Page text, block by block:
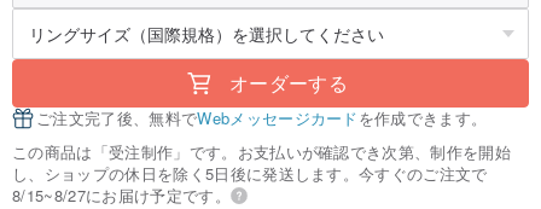
オーダーする
ご注文完了後、無料でWebメッセージカードを作成できます。
この商品は「受注制作」です。お支払いが確認でき次第、制作を開始
し、ショップの休日を除く5日後に発送します。今すぐのご注文で
8/15~8/27にお届け予定です。